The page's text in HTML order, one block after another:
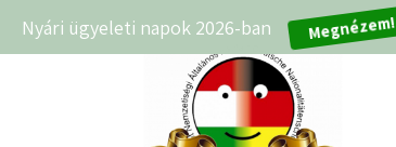
Nyári ügyeleti napok 2026-ban Megnézem!